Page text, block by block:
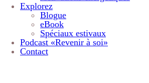
Explorez
Blogue
eBook
Spéciaux estivaux
Podcast «Revenir à soi»
Contact